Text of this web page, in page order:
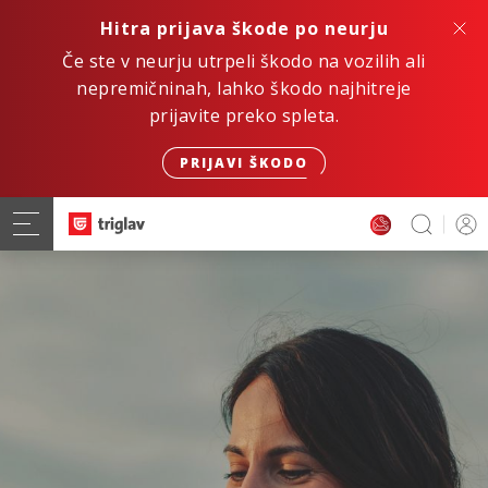
Hitra prijava škode po neurju
Če ste v neurju utrpeli škodo na vozilih ali
nepremičninah, lahko škodo najhitreje
prijavite preko spleta.
PRIJAVI ŠKODO
Hitro. Varno. Digitalno.
ZAVAROVANJE AVTOMOBILA